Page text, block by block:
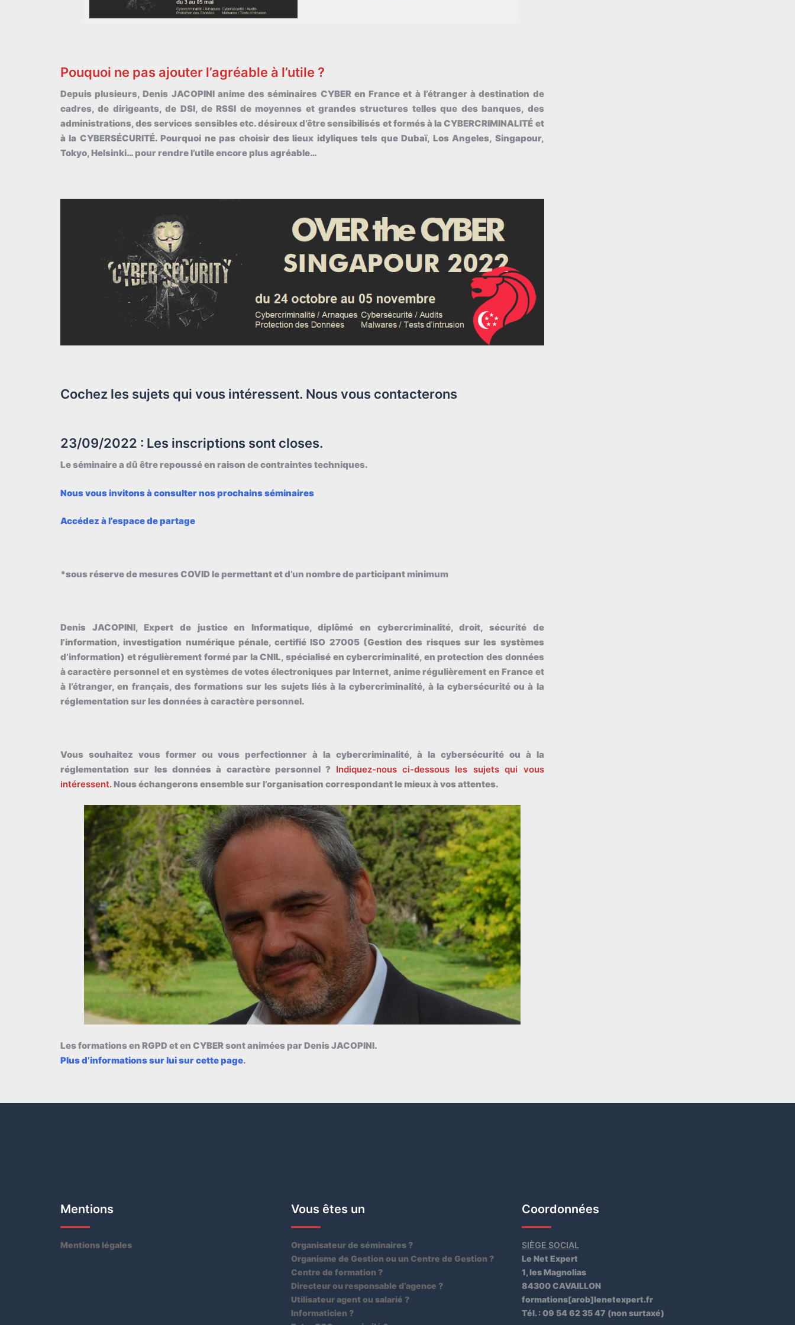
Pouquoi ne pas ajouter l’agréable à l’utile ?
Depuis plusieurs, Denis JACOPINI anime des séminaires CYBER en France et à l’étranger à destination de
cadres, de dirigeants, de DSI, de RSSI de moyennes et grandes structures telles que des banques, des
administrations, des services sensibles etc. désireux d’être sensibilisés et formés à la CYBERCRIMINALITÉ et
à la CYBERSÉCURITÉ. Pourquoi ne pas choisir des lieux idyliques tels que Dubaï, Los Angeles, Singapour,
Tokyo, Helsinki… pour rendre l’utile encore plus agréable…
Cochez les sujets qui vous intéressent. Nous vous contacterons
23/09/2022 : Les inscriptions sont closes.
Le séminaire a dû être repoussé en raison de contraintes techniques.
Nous vous invitons à consulter nos prochains séminaires
Accédez à l’espace de partage
*sous réserve de mesures COVID le permettant et d’un nombre de participant minimum
Denis JACOPINI, Expert de justice en Informatique, diplômé en cybercriminalité, droit, sécurité de
l’information, investigation numérique pénale, certifié ISO 27005 (Gestion des risques sur les systèmes
d’information) et régulièrement formé par la CNIL, spécialisé en cybercriminalité, en protection des données
à caractère personnel et en systèmes de votes électroniques par Internet, anime régulièrement en France et
à l’étranger, en français, des formations sur les sujets liés à la cybercriminalité, à la cybersécurité ou à la
réglementation sur les données à caractère personnel.
Vous souhaitez vous former ou vous perfectionner à la cybercriminalité, à la cybersécurité ou à la
réglementation sur les données à caractère personnel ? Indiquez-nous ci-dessous les sujets qui vous
intéressent.Nous échangerons ensemble sur l’organisation correspondant le mieux à vos attentes.
Les formations en RGPD et en CYBER sont animées par Denis JACOPINI.
Plus d’informations sur lui sur cette page.
Mentions
Mentions légales
Vous êtes un
Organisateur de séminaires ?
Organisme de Gestion ou un Centre de Gestion ?
Centre de formation ?
Directeur ou responsable d’agence ?
Utilisateur agent ou salarié ?
Informaticien ?
Coordonnées
SIÈGE SOCIAL
Le Net Expert
1, les Magnolias
84300 CAVAILLON
formations[arob]lenetexpert.fr
Tél. : 09 54 62 35 47 (non surtaxé)